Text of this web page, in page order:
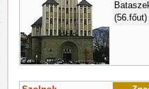
(56.főut)